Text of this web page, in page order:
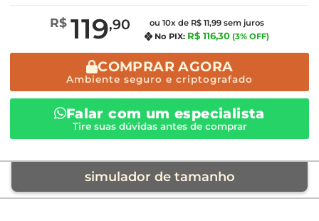
R$ 119,90
ou 10x de R$ 11,99 sem juros
No PIX: R$ 116,30 (3% OFF)
COMPRAR AGORA
Ambiente seguro e criptografado
Falar com um especialista
Tire suas dúvidas antes de comprar
simulador de tamanho